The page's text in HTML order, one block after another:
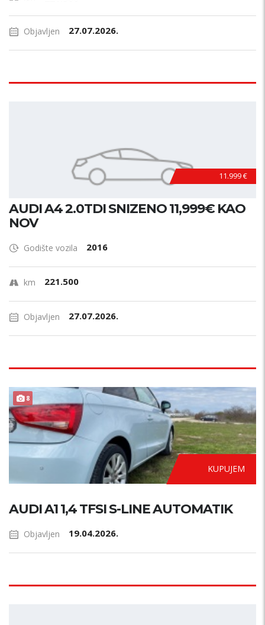
Objavljen 27.07.2026.
11.999 €
AUDI A4 2.0TDI SNIZENO 11,999€ KAO
NOV
Godište vozila 2016
km 221.500
Objavljen 27.07.2026.
8 AUTOMATIK
KUPUJEM
AUDI A1 1,4 TFSI S-LINE AUTOMATIK
Objavljen 19.04.2026.